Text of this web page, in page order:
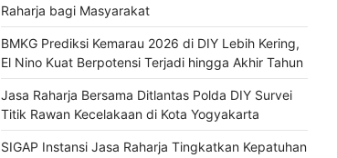
Raharja bagi Masyarakat
BMKG Prediksi Kemarau 2026 di DIY Lebih Kering,
El Nino Kuat Berpotensi Terjadi hingga Akhir Tahun
Jasa Raharja Bersama Ditlantas Polda DIY Survei
Titik Rawan Kecelakaan di Kota Yogyakarta
SIGAP Instansi Jasa Raharja Tingkatkan Kepatuhan